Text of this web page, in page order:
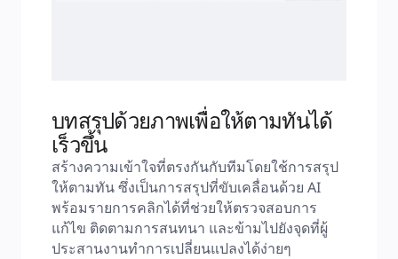
บทสรุปด้วยภาพเพื่อให้ตามทันได้
เร็วขึ้น
สร้างความเข้าใจที่ตรงกันกับทีมโดยใช้การสรุป
ให้ตามทัน ซึ่งเป็นการสรุปที่ขับเคลื่อนด้วย AI
พร้อมรายการคลิกได้ที่ช่วยให้ตรวจสอบการ
แก้ไข ติดตามการสนทนา และข้ามไปยังจุดที่ผู้
ประสานงานทำการเปลี่ยนแปลงได้ง่ายๆ